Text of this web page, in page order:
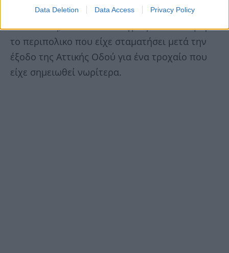
Data Deletion Data Access Privacy Policy
ότι καθώς κατευθυνόταν στην Κατεχάκη προς
Ηλιούπολη, έκανε έναν ελιγμό για να αποφύγει
το περιπολικο που είχε σταματήσει μετά την
έξοδο της Αττικής Οδού για ένα τροχαίο που
είχε σημειωθεί νωρίτερα.